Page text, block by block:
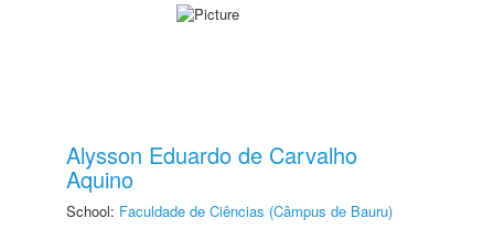
Alysson Eduardo de Carvalho
Aquino
School: Faculdade de Ciências (Câmpus de Bauru)